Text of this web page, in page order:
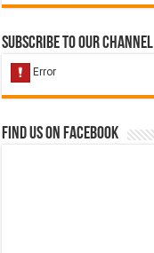
Subscribe to our Channel
Find us on Facebook